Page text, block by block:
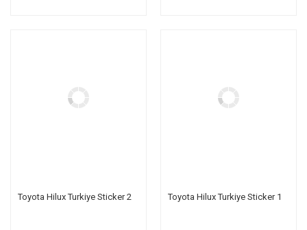
Toyota Hilux Turkiye Sticker 2 Toyota Hilux Turkiye Sticker 1